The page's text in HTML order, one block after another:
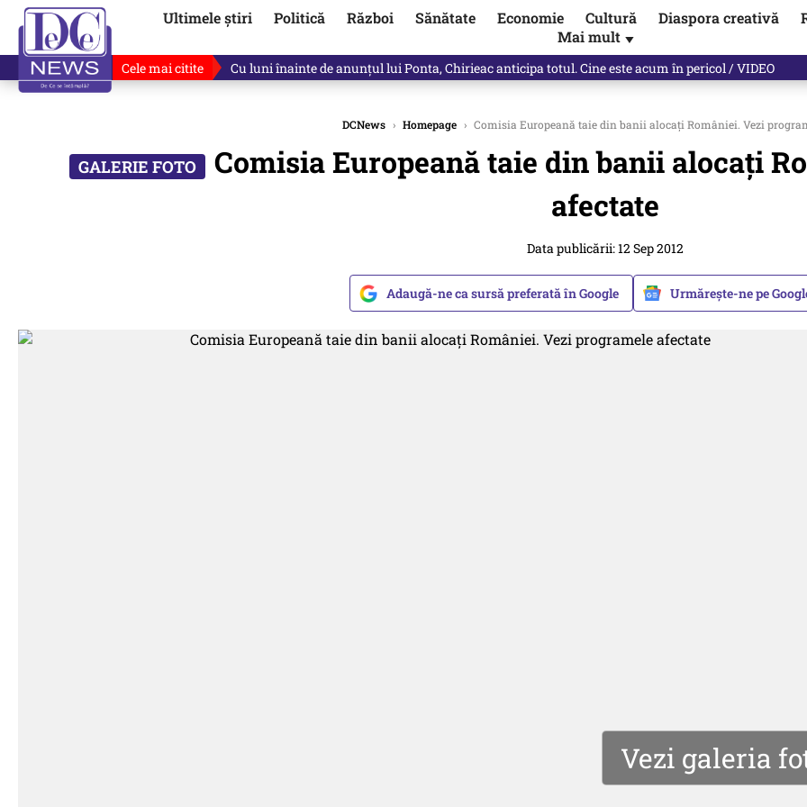
Ultimele știri Politică Război Sănătate Economie Cultură Diaspora creativă
Mai mult ▼
Cele mai citite Cu luni înainte de anunțul lui Ponta, Chirieac anticipa totul. Cine este acum în pericol / VIDEO
DCNews › Homepage › Comisia Europeană taie din banii alocați României. Vezi
Comisia Europeană taie din banii alocați
afectate
Data publicării: 12 Sep 2012
Adaugă-ne ca sursă preferată în Google Urmărește-ne pe
Vezi galeria